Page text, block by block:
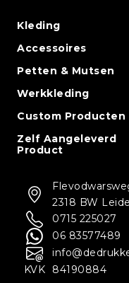
Kleding
Accessoires
Petten & Mutsen
Werkkleding
Custom Producten
Zelf Aangeleverd
Product
2318 BW
0715 225027
06 83577489
KVK
84190884